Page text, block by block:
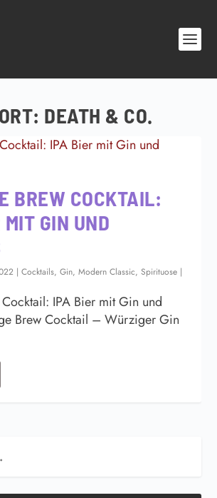
DEATH & CO.
BREW COCKTAIL:
GIN UND
|Cocktails,Gin,Modern Classic,Spirituose |
IPA Bier mit Gin und
Brew Cocktail – Würziger Gin